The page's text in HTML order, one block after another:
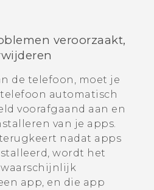
veroorzaakt,
de telefoon, moet je
automatisch
voorafgaand aan en
van je apps.
nadat apps
wordt het
app, en die app